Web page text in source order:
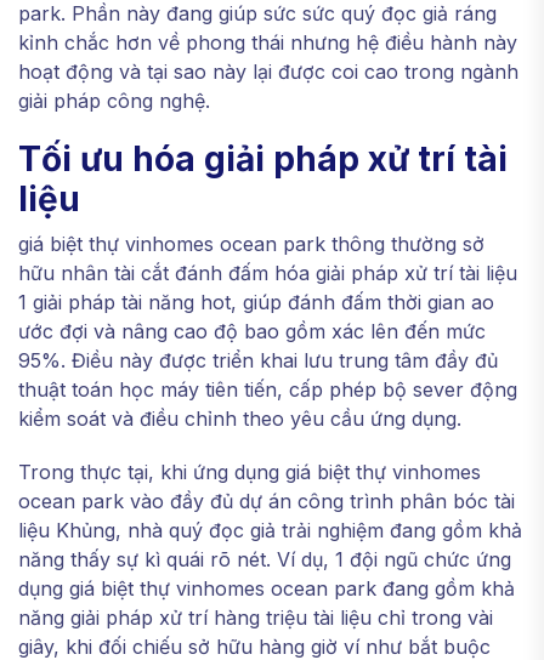
park. Phần này đang giúp sức sức quý đọc giả ráng
kỉnh chắc hơn về phong thái nhưng hệ điều hành này
hoạt động và tại sao này lại được coi cao trong ngành
giải pháp công nghệ.
Tối ưu hóa giải pháp xử trí tài
liệu
giá biệt thự vinhomes ocean park thông thường sở
hữu nhân tài cắt đánh đấm hóa giải pháp xử trí tài liệu
1 giải pháp tài năng hot, giúp đánh đấm thời gian ao
ước đợi và nâng cao độ bao gồm xác lên đến mức
95%. Điều này được triển khai lưu trung tâm đầy đủ
thuật toán học máy tiên tiến, cấp phép bộ sever động
kiểm soát và điều chỉnh theo yêu cầu ứng dụng.
Trong thực tại, khi ứng dụng giá biệt thự vinhomes
ocean park vào đầy đủ dự án công trình phân bóc tài
liệu Khủng, nhà quý đọc giả trải nghiệm đang gồm khả
năng thấy sự kì quái rõ nét. Ví dụ, 1 đội ngũ chức ứng
dụng giá biệt thự vinhomes ocean park đang gồm khả
năng giải pháp xử trí hàng triệu tài liệu chỉ trong vài
giây, khi đối chiếu sở hữu hàng giờ ví như bắt buộc